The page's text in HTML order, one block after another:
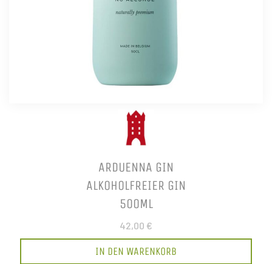
ARDUENNA GIN
ALKOHOLFREIER GIN
500ML
42,00 €
IN DEN WARENKORB